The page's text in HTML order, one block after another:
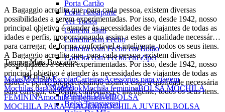
Porta Cartão
Porta Passaporte
Ver Todos
Carteira Slim
Carteira sem Fecho
Carteira com Fecho em Botão
Carteira com Fecho em Zíper
BOLSAS
Ver todos
Bolsa de Ombro
Bolsa Transversal
A Bagaggio acredita que, para cada pessoa, existem diversas
possibilidades a serem experimentadas. Por isso, desde 1942, nosso
principal objetivo é atender às necessidades de viajantes de todas as
idades e perfis, proporcionando assim a estes a qualidade necessária
para carregar, de forma confortável e inteligente, todos os seus itens.
A Bagaggio acredita que, para cada pessoa, existem diversas
possibilidades a serem experimentadas. Por isso, desde 1942, nosso
principal objetivo é atender às necessidades de viajantes de todas as
idades e perfis, proporcionando assim a estes a qualidade necessária
para carregar, de forma confortável e inteligente, todos os seus itens.
Termos Mais Buscados
MalasMochilasEscolarCarteirasAcessórios para viagem
Mochilas para NotebookMochila femininaBOLSA MOCHILA
FEMININAmochila impermeávelBOLSA
MOCHILA PARA VIAGEMMOCHILA JUVENILBOLSA